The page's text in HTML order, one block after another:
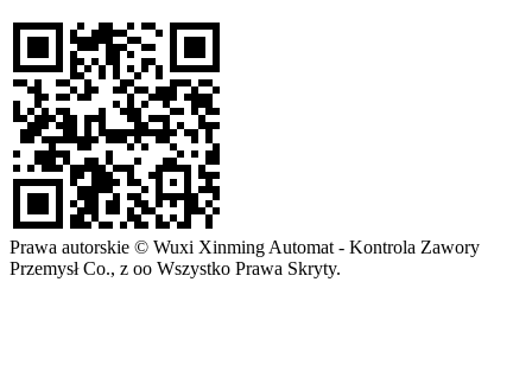
Prawa autorskie © Wuxi Xinming Automat - Kontrola Zawory
Przemysł Co., z oo Wszystko Prawa Skryty.